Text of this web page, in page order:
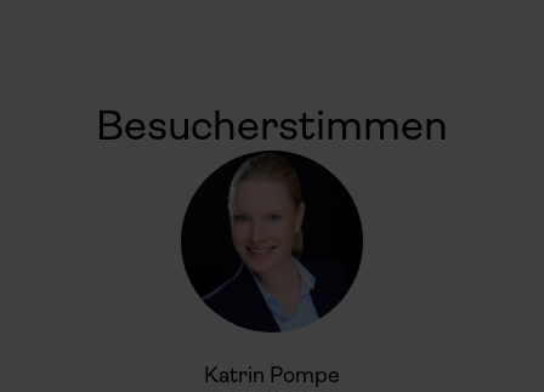
Besucherstimmen
Katrin Pompe